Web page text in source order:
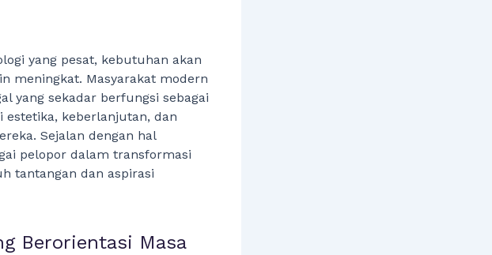
yang pesat, kebutuhan akan
meningkat. Masyarakat modern
yang sekadar berfungsi sebagai
keberlanjutan, dan
Sejalan dengan hal
pelopor dalam transformasi
tantangan dan aspirasi
Berorientasi Masa